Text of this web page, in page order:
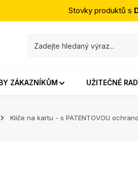
Stovky produktů s
ZÁKAZNÍKŮM UŽITEČNÉ
Klíče na kartu - s PATENTOVOU